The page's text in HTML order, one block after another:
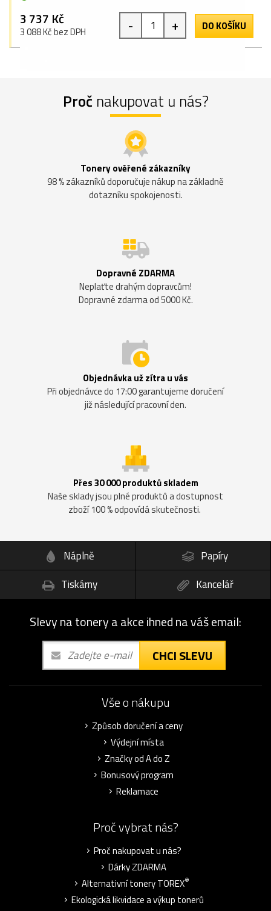
3 737 Kč
3 088 Kč bez DPH - + DO KOŠÍKU
Proč nakupovat u nás?
Tonery ověřené zákazníky
98 % zákazníků doporučuje nákup na základně
dotazníku spokojenosti.
Dopravné ZDARMA
Neplaťte drahým dopravcům!
Dopravné zdarma od 5000 Kč.
Objednávka už zítra u vás
Při objednávce do 17:00 garantujeme doručení
již následující pracovní den.
Přes 30 000 produktů skladem
Naše sklady jsou plné produktů a dostupnost
zboží 100 % odpovídá skutečnosti.
Náplně
Papíry
Tiskárny
Kancelář
Slevy na tonery a akce ihned na váš email:
CHCI SLEVU
Vše o nákupu
Způsob doručení a ceny
Výdejní místa
Značky od A do Z
Bonusový program
Reklamace
Proč vybrat nás?
Proč nakupovat u nás?
Dárky ZDARMA
Alternativní tonery TOREX®
Ekologická likvidace a výkup tonerů